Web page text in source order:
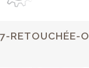
RETOUCHÉE-O